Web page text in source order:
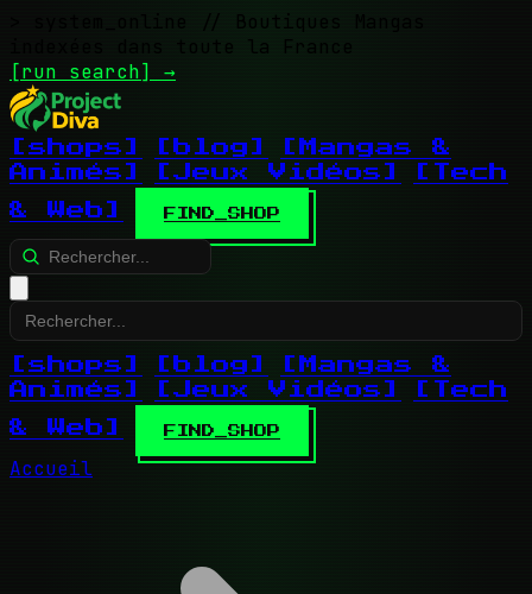
// Boutiques Mangas
indexées dans toute la France
[run search] →
[shops] [blog]
[Mangas &
Animés]
[Jeux Vidéos]
[Tech
& Web]
FIND_SHOP
[shops] [blog]
[Mangas &
Animés]
[Jeux Vidéos]
[Tech
& Web]
FIND_SHOP
Accueil